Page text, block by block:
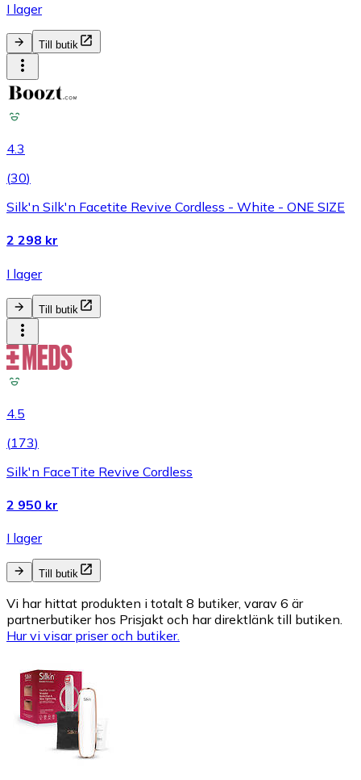
I lager
Till butik
4.3
(30)
Silk'n Silk'n Facetite Revive Cordless - White - ONE SIZE
2 298 kr
I lager
Till butik
4.5
(173)
Silk'n FaceTite Revive Cordless
2 950 kr
I lager
Till butik
Vi har hittat produkten i totalt 8 butiker, varav 6 är
partnerbutiker hos Prisjakt och har direktlänk till butiken.
Hur vi visar priser och butiker.